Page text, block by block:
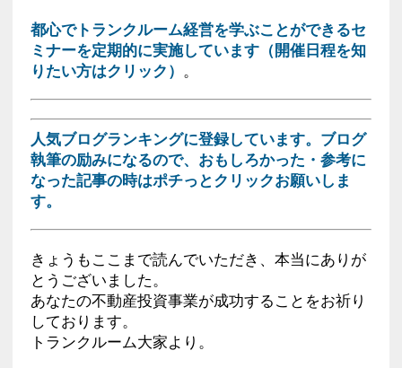
都心でトランクルーム経営を学ぶことができるセ
ミナーを定期的に実施しています（開催日程を知
りたい方はクリック） 。
人気ブログランキングに登録しています。ブログ
執筆の励みになるので、おもしろかった・参考に
なった記事の時はポチっとクリックお願いしま
す。
きょうもここまで読んでいただき、本当にありが
とうございました。
あなたの不動産投資事業が成功することをお祈り
しております。
トランクルーム大家より。